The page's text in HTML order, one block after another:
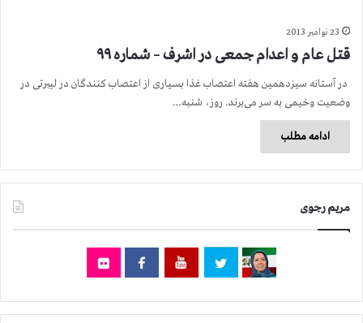
23 نوامبر 2013
قتل عام و اعدام جمعی در اشرف – شماره ۹۹
در آستانه سیزدهمین هفته اعتصاب غذا بسیاری از اعتصاب کنندگان در لیبرتی در
وضعیت وخیمی به سر می‌برند. روز، شنبه…
ادامه مطلب
مریم رجوی